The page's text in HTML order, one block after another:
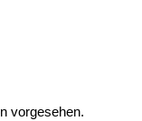
vorgesehen.